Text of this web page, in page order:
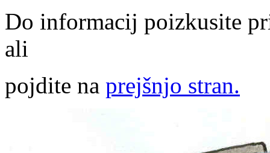
Do informacij poizkusite
ali
pojdite na prejšnjo stran.